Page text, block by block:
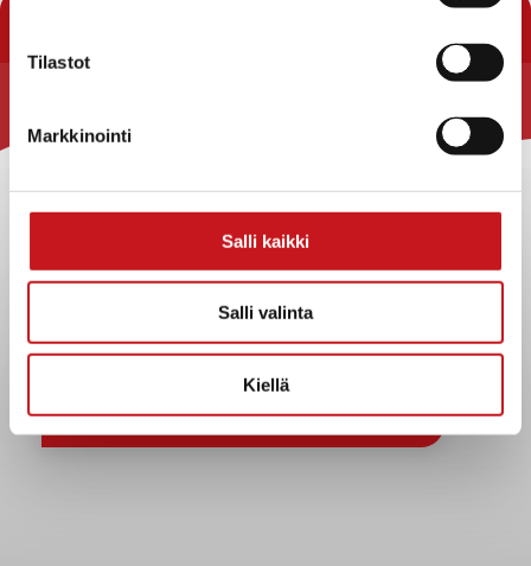
Tilastot
Markkinointi
Salli kaikki
Salli valinta
Kiellä
Rautalammin kunta
Strategiat, ohjelmat, ohjeet, suunnitelmat, säännöt ja
Tietosuojaselosteet